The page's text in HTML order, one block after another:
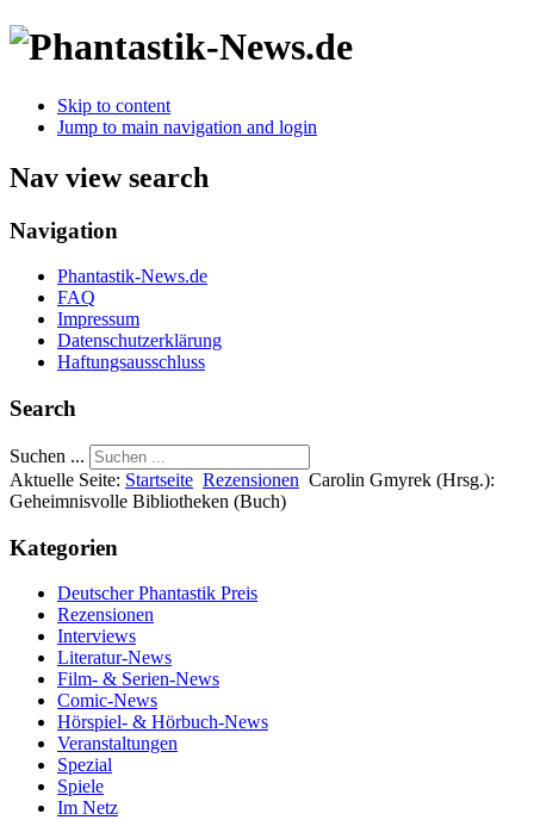
Skip to content
Jump to main navigation and login
Nav view search
Navigation
Phantastik-News.de
FAQ
Impressum
Datenschutzerklärung
Haftungsausschluss
Search
Suchen ...
Aktuelle Seite: Startseite Rezensionen Carolin Gmyrek (Hrsg.):
Geheimnisvolle Bibliotheken (Buch)
Kategorien
Deutscher Phantastik Preis
Rezensionen
Interviews
Literatur-News
Film- & Serien-News
Comic-News
Hörspiel- & Hörbuch-News
Veranstaltungen
Spezial
Spiele
Im Netz